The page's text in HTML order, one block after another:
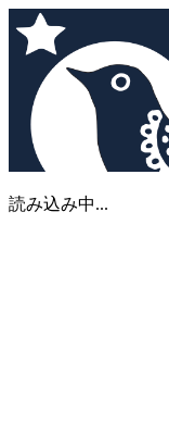
読み込み中...